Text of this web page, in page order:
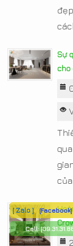
Sự
cho
[ Zalo ] [Facebook]
Call: